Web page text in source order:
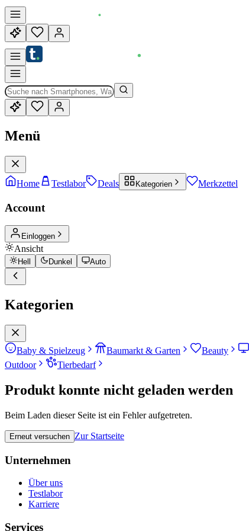
Menü
Home Testlabor Deals Kategorien Merkzettel
Account
Einloggen
Ansicht
Hell Dunkel Auto
Kategorien
Baby & Spielzeug Baumarkt & Garten Beauty
Outdoor
Tierbedarf
Produkt konnte nicht geladen werden
Beim Laden dieser Seite ist ein Fehler aufgetreten.
Erneut versuchen Zur Startseite
Unternehmen
Über uns
Testlabor
Karriere
Services